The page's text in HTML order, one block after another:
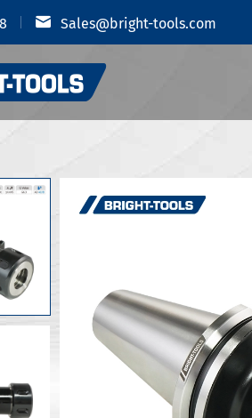
 Sales@bright-tools.com
Portautensili CNC
e azionati
di alesatura
Anti vibrazione
portautensili